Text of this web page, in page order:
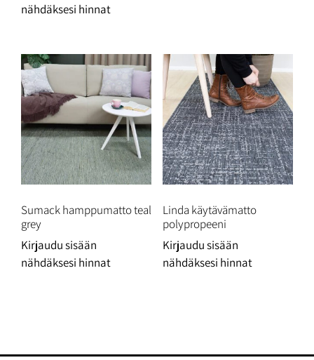
nähdäksesi hinnat
Sumack hamppumatto teal
grey
Kirjaudu sisään
nähdäksesi hinnat
Linda käytävämatto
polypropeeni
Kirjaudu sisään
nähdäksesi hinnat